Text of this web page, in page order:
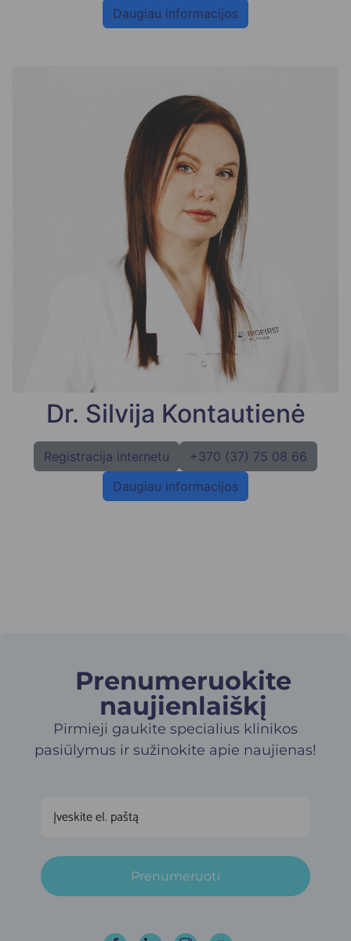
Daugiau informacijos
Dr. Silvija Kontautienė
Registracija internetu
+370 (37) 75 08 66
Daugiau informacijos
Prenumeruokite
naujienlaiškį​
Pirmieji gaukite specialius klinikos
pasiūlymus ir sužinokite apie naujienas!
Prenumeruoti